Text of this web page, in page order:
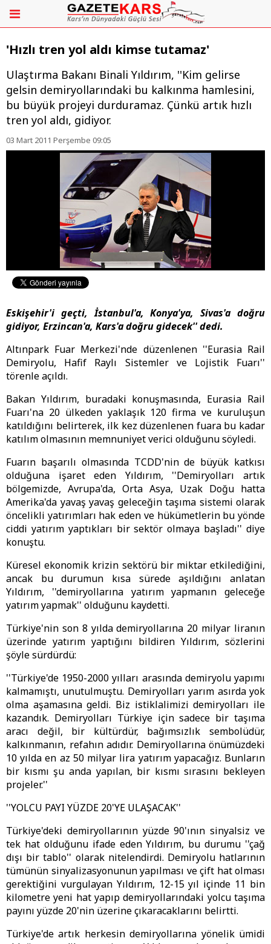
'Hızlı tren yol aldı kimse tutamaz'
Ulaştırma Bakanı Binali Yıldırım, ''Kim gelirse
gelsin demiryollarındaki bu kalkınma hamlesini,
bu büyük projeyi durduramaz. Çünkü artık hızlı
tren yol aldı, gidiyor.
03 Mart 2011 Perşembe 09:05
Eskişehir'i geçti, İstanbul'a, Konya'ya, Sivas'a doğru
gidiyor, Erzincan'a, Kars'a doğru gidecek'' dedi.
Altınpark Fuar Merkezi'nde düzenlenen ''Eurasia Rail
Demiryolu, Hafif Raylı Sistemler ve Lojistik Fuarı''
törenle açıldı.
Bakan Yıldırım, buradaki konuşmasında, Eurasia Rail
Fuarı'na 20 ülkeden yaklaşık 120 firma ve kuruluşun
katıldığını belirterek, ilk kez düzenlenen fuara bu kadar
katılım olmasının memnuniyet verici olduğunu söyledi.
Fuarın başarılı olmasında TCDD'nin de büyük katkısı
olduğuna işaret eden Yıldırım, ''Demiryolları artık
bölgemizde, Avrupa'da, Orta Asya, Uzak Doğu hatta
Amerika'da yavaş yavaş geleceğin taşıma sistemi olarak
öncelikli yatırımları hak eden ve hükümetlerin bu yönde
ciddi yatırım yaptıkları bir sektör olmaya başladı'' diye
konuştu.
Küresel ekonomik krizin sektörü bir miktar etkilediğini,
ancak bu durumun kısa sürede aşıldığını anlatan
Yıldırım, ''demiryollarına yatırım yapmanın geleceğe
yatırım yapmak'' olduğunu kaydetti.
Türkiye'nin son 8 yılda demiryollarına 20 milyar liranın
üzerinde yatırım yaptığını bildiren Yıldırım, sözlerini
şöyle sürdürdü:
''Türkiye'de 1950-2000 yılları arasında demiryolu yapımı
kalmamıştı, unutulmuştu. Demiryolları yarım asırda yok
olma aşamasına geldi. Biz istiklalimizi demiryolları ile
kazandık. Demiryolları Türkiye için sadece bir taşıma
aracı değil, bir kültürdür, bağımsızlık sembolüdür,
kalkınmanın, refahın adıdır. Demiryollarına önümüzdeki
10 yılda en az 50 milyar lira yatırım yapacağız. Bunların
bir kısmı şu anda yapılan, bir kısmı sırasını bekleyen
projeler.''
''YOLCU PAYI YÜZDE 20'YE ULAŞACAK''
Türkiye'deki demiryollarının yüzde 90'ının sinyalsiz ve
tek hat olduğunu ifade eden Yıldırım, bu durumu ''çağ
dışı bir tablo'' olarak nitelendirdi. Demiryolu hatlarının
tümünün sinyalizasyonunun yapılması ve çift hat olması
gerektiğini vurgulayan Yıldırım, 12-15 yıl içinde 11 bin
kilometre yeni hat yapıp demiryollarındaki yolcu taşıma
payını yüzde 20'nin üzerine çıkaracaklarını belirtti.
Türkiye'de artık herkesin demiryollarına yönelik ümidi